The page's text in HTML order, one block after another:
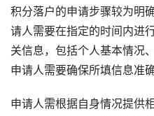
积分落户的申请步骤较为明
请人需要在指定的时间内进
关信息，包括个人基本情况
申请人需要确保所填信息准确
申请人需根据自身情况提供